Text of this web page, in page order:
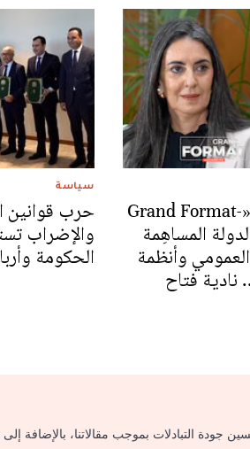
برنامج «Grand Format-
الدولة المساهِمة
وأنظمة
نادية فتاح
سياسة
حرب قوانين
والإضراب
الحكومة
جودة التبادلات بموجب مقالاتنا، بالإضافة